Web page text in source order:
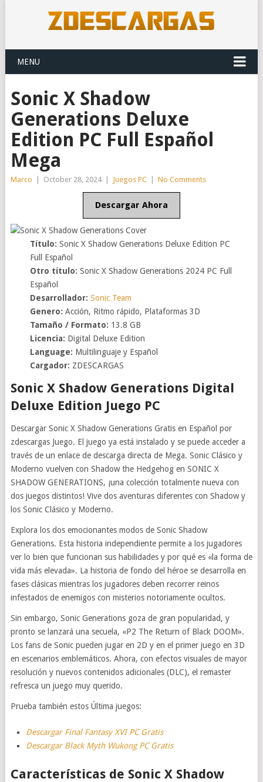
MENU
Sonic X Shadow
Generations Deluxe
Edition PC Full Español
Mega
Marco October 28, 2024 Juegos PC No Comments
Descargar Ahora
Título: Sonic X Shadow Generations Deluxe Edition PC
Full Español
Otro título: Sonic X Shadow Generations 2024 PC Full
Español
Desarrollador: Sonic Team
Genero: Acción, Ritmo rápido, Plataformas 3D
Tamaño / Formato: 13.8 GB
Licencia: Digital Deluxe Edition
Language: Multilinguaje y Español
Cargador: ZDESCARGAS
Sonic X Shadow Generations Digital
Deluxe Edition Juego PC
Descargar Sonic X Shadow Generations Gratis en Español por
zdescargas Juego. El juego ya está instalado y se puede acceder a
través de un enlace de descarga directa de Mega. Sonic Clásico y
Moderno vuelven con Shadow the Hedgehog en SONIC X
SHADOW GENERATIONS, ¡una colección totalmente nueva con
dos juegos distintos! Vive dos aventuras diferentes con Shadow y
los Sonic Clásico y Moderno.
Explora los dos emocionantes modos de Sonic Shadow
Generations. Esta historia independiente permite a los jugadores
ver lo bien que funcionan sus habilidades y por qué es «la forma de
vida más elevada». La historia de fondo del héroe se desarrolla en
fases clásicas mientras los jugadores deben recorrer reinos
infestados de enemigos con misterios notoriamente ocultos.
Sin embargo, Sonic Generations goza de gran popularidad, y
pronto se lanzará una secuela, «P2 The Return of Black DOOM».
Los fans de Sonic pueden jugar en 2D y en el primer juego en 3D
en escenarios emblemáticos. Ahora, con efectos visuales de mayor
resolución y nuevos contenidos adicionales (DLC), el remaster
refresca un juego muy querido.
Prueba también estos Última juegos:
Descargar Final Fantasy XVI PC Gratis
Descargar Black Myth Wukong PC Gratis
Características de Sonic X Shadow